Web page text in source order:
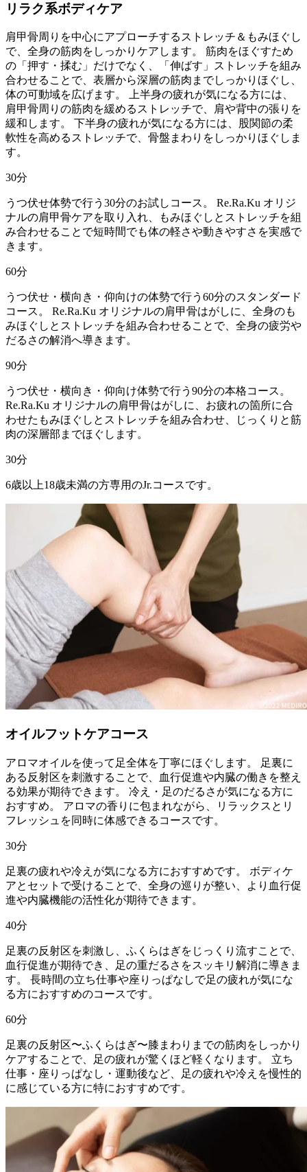
リラク系ボディケア
肩甲骨周りを中心にアプローチするストレッチ＆もみほぐし
で、全身の筋肉をしっかりケアします。 筋肉をほぐすため
の「押す・揉む」だけでなく、「伸ばす」ストレッチを組み
合わせることで、表層から深層の筋肉までしっかりほぐし、
体の可動域を広げます。 上半身の疲れが気になる方には、
肩甲骨周りの筋肉を緩めるストレッチで、肩や背中の張りを
緩和します。 下半身の疲れが気になる方には、股関節の柔
軟性を高めるストレッチで、骨盤まわりをしっかりほぐしま
す。
30分
うつ伏せ体勢で行う30分のお試しコース。 Re.Ra.Ku オリジ
ナルの肩甲骨ケアを取り入れ、もみほぐしとストレッチを組
み合わせることで短時間でも体の軽さや動きやすさを実感で
きます。
60分
うつ伏せ・横向き・仰向けの体勢で行う60分のスタンダード
コース。 Re.Ra.Ku オリジナルの肩甲骨はがしに、全身のも
みほぐしとストレッチを組み合わせることで、全身の疲労や
だるさの解消へ導きます。
90分
うつ伏せ・横向き・仰向け体勢で行う90分の本格コース。
Re.Ra.Ku オリジナルの肩甲骨はがしに、お疲れの箇所に合
わせたもみほぐしとストレッチを組み合わせ、じっくりと筋
肉の深層部までほぐします。
30分
6歳以上18歳未満の方専用のJr.コースです。
オイルフットケアコース
アロマオイルを使って足全体を丁寧にほぐします。 足裏に
ある反射区を刺激することで、血行促進や内臓の働きを整え
る効果が期待できます。 冷え・足のだるさが気になる方に
おすすめ。 アロマの香りに包まれながら、リラックスとリ
フレッシュを同時に体感できるコースです。
30分
足裏の疲れや冷えが気になる方におすすめです。 ボディケ
アとセットで受けることで、全身の巡りが整い、より血行促
進や内臓機能の活性化が期待できます。
40分
足裏の反射区を刺激し、ふくらはぎをじっくり流すことで、
血行促進が期待でき、足の重だるさをスッキリ解消に導きま
す。 長時間の立ち仕事や座りっぱなしで足の疲れが気にな
る方におすすめのコースです。
60分
足裏の反射区〜ふくらはぎ〜膝まわりまでの筋肉をしっかり
ケアすることで、足の疲れが驚くほど軽くなります。 立ち
仕事・座りっぱなし・運動後など、足の疲れや冷えを慢性的
に感じている方に特におすすめです。